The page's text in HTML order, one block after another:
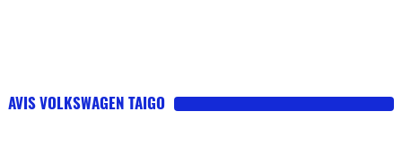
AVIS VOLKSWAGEN TAIGO